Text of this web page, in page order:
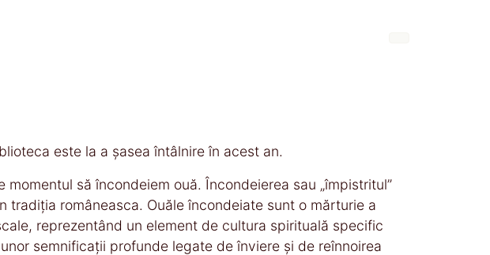
este la a șasea întâlnire în acest an.
să încondeiem ouă. Încondeierea sau „împistritul”
tradiția româneasca. Ouăle încondeiate sunt o mărturie a
reprezentând un element de cultura spirituală specific
semnificații profunde legate de înviere și de reînnoirea